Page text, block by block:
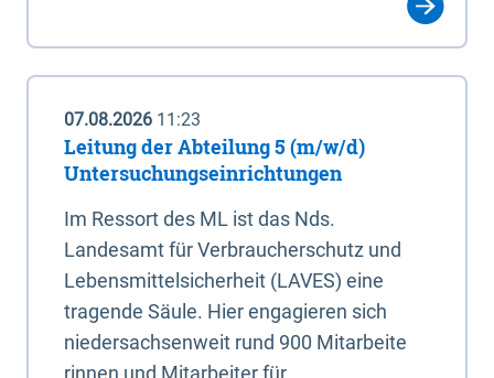
07.08.2026 11:23
Leitung der Abteilung 5 (m/w/d)
Untersuchungseinrichtungen
Im Ressort des ML ist das Nds.
Landesamt für Verbraucherschutz und
Lebensmittelsicherheit (LAVES) eine
tragende Säule. Hier engagieren sich
niedersachsenweit rund 900 Mitarbeite